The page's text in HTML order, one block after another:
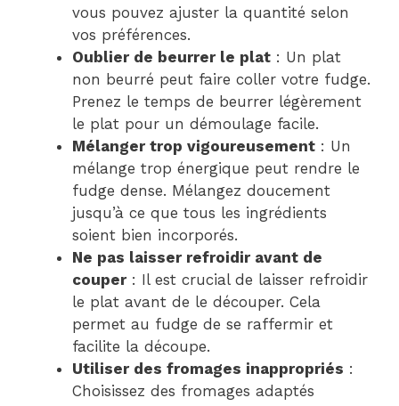
vous pouvez ajuster la quantité selon
vos préférences.
Oublier de beurrer le plat : Un plat
non beurré peut faire coller votre fudge.
Prenez le temps de beurrer légèrement
le plat pour un démoulage facile.
Mélanger trop vigoureusement : Un
mélange trop énergique peut rendre le
fudge dense. Mélangez doucement
jusqu’à ce que tous les ingrédients
soient bien incorporés.
Ne pas laisser refroidir avant de
couper: Il est crucial de laisser refroidir
le plat avant de le découper. Cela
permet au fudge de se raffermir et
facilite la découpe.
Utiliser des fromages inappropriés :
Choisissez des fromages adaptés